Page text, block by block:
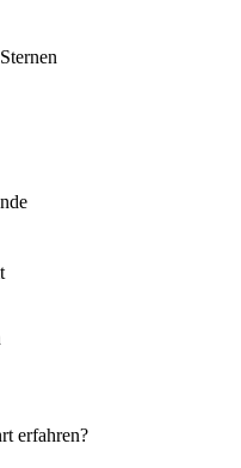
erfahren?